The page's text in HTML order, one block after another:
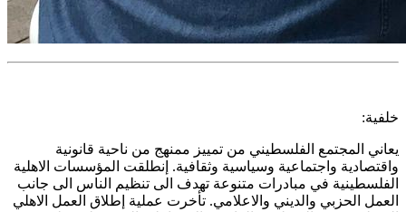
خلفية:
يعاني المجتمع الفلسطيني من تمييز ممنهج من ناحية قانونية
واقتصادية واجتماعية وسياسية وثقافية. إنطلقت المؤسسات الاهلية
الفلسطينية في مبادرات متنوعة تهدف الى تنظيم الناس الى جانب
العمل الحزبي والديني والاعلامي. تأخرت عملية إطلاق العمل الاهلي